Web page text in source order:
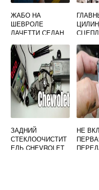
ЖАБО НА
ШЕВРОЛЕ
ЛАЧЕТТИ СЕДАН
ЗАДНИЙ
СТЕКЛООЧИСТИТ
ЕЛЬ CHEVROLET
НЕ